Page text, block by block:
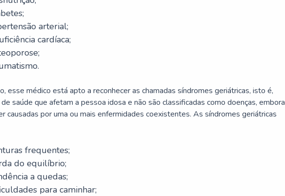
arterial;
cardíaca;
esse médico está apto a reconhecer as chamadas síndromes geriátricas, isto é,
saúde que afetam a pessoa idosa e não são classificadas como doenças, embora
causadas por uma ou mais enfermidades coexistentes. As síndromes geriátricas
frequentes;
do equilíbrio;
a quedas;
para caminhar;